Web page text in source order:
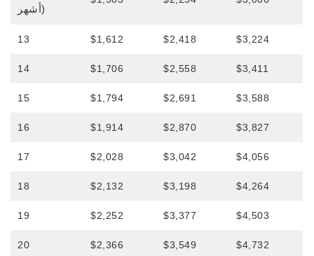
نموذج الطلب عبر الإنترنت
العملية من التقديم إلى التسجيل
جدول الحصص
الحضور والطرد الإجباري
تسجيل الفصل
أشهر)
13 $1,612 $2,418 $3,224
14 $1,706 $2,558 $3,411
15 $1,794 $2,691 $3,588
16 $1,914 $2,870 $3,827
17 $2,028 $3,042 $4,056
18 $2,132 $3,198 $4,264
19 $2,252 $3,377 $4,503
20 $2,366 $3,549 $4,732